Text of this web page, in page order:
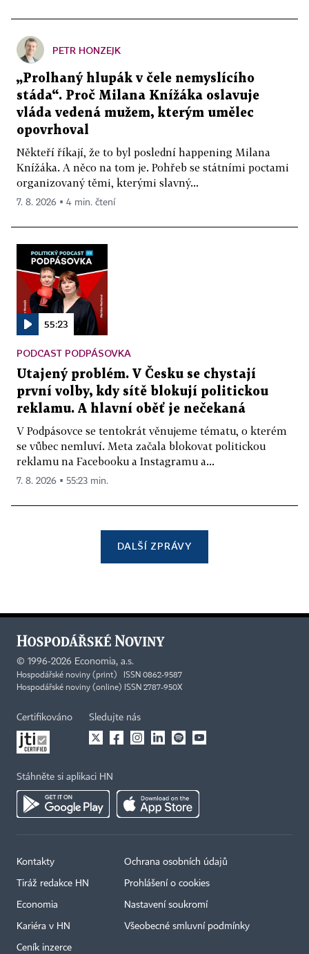
PETR HONZEJK
„Prolhaný hlupák v čele nemyslícího
stáda“. Proč Milana Knížáka oslavuje
vláda vedená mužem, kterým umělec
opovrhoval
Někteří říkají, že to byl poslední happening Milana
Knížáka. A něco na tom je. Pohřeb se státními poctami
organizovaný těmi, kterými slavný...
7. 8. 2026 ▪ 4 min. čtení
55:23
PODCAST PODPÁSOVKA
Utajený problém. V Česku se chystají
první volby, kdy sítě blokují politickou
reklamu. A hlavní oběť je nečekaná
V Podpásovce se tentokrát věnujeme tématu, o kterém
se vůbec nemluví. Meta začala blokovat politickou
reklamu na Facebooku a Instagramu a...
7. 8. 2026 ▪ 55:23 min.
DALŠÍ ZPRÁVY
© 1996-2026 Economia, a.s.
Hospodářské noviny (print) ISSN 0862-9587
Hospodářské noviny (online) ISSN 2787-950X
Certifikováno Sledujte nás
Stáhněte si aplikaci HN
Kontakty
Tiráž redakce HN
Economia
Kariéra v HN
Ceník inzerce
Ochrana osobních údajů
Prohlášení o cookies
Nastavení soukromí
Všeobecné smluvní podmínky